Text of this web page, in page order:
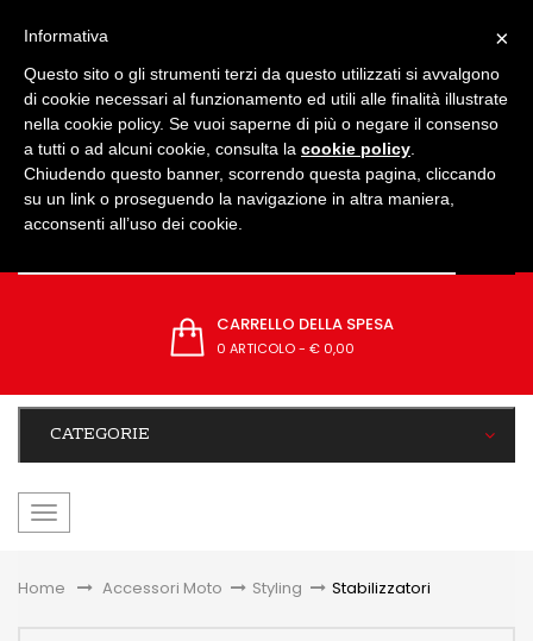
CARRELLO DELLA SPESA
0 ARTICOLO- € 0,00
CATEGORIE
navigazione
Home &gt;Accessori Moto > Styling > Stabilizzatori
×
Informativa
Questo sito o gli strumenti terzi da questo utilizzati si avvalgono
di cookie necessari al funzionamento ed utili alle finalità illustrate
nella cookie policy. Se vuoi saperne di più o negare il consenso
a tutti o ad alcuni cookie, consulta la cookie policy
Chiudendo questo banner, scorrendo questa pagina, cliccando
su un link o proseguendo la navigazione in altra maniera,
acconsenti all’uso dei cookie.